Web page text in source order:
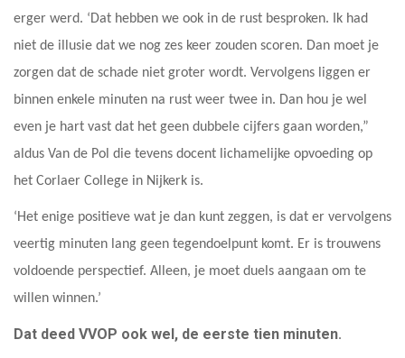
erger werd. ‘Dat hebben we ook in de rust besproken. Ik had
niet de illusie dat we nog zes keer zouden scoren. Dan moet je
zorgen dat de schade niet groter wordt. Vervolgens liggen er
binnen enkele minuten na rust weer twee in. Dan hou je wel
even je hart vast dat het geen dubbele cijfers gaan worden,”
aldus Van de Pol die tevens docent lichamelijke opvoeding op
het Corlaer College in Nijkerk is.
‘Het enige positieve wat je dan kunt zeggen, is dat er vervolgens
veertig minuten lang geen tegendoelpunt komt. Er is trouwens
voldoende perspectief. Alleen, je moet duels aangaan om te
willen winnen.’
Dat deed VVOP ook wel, de eerste tien minuten.